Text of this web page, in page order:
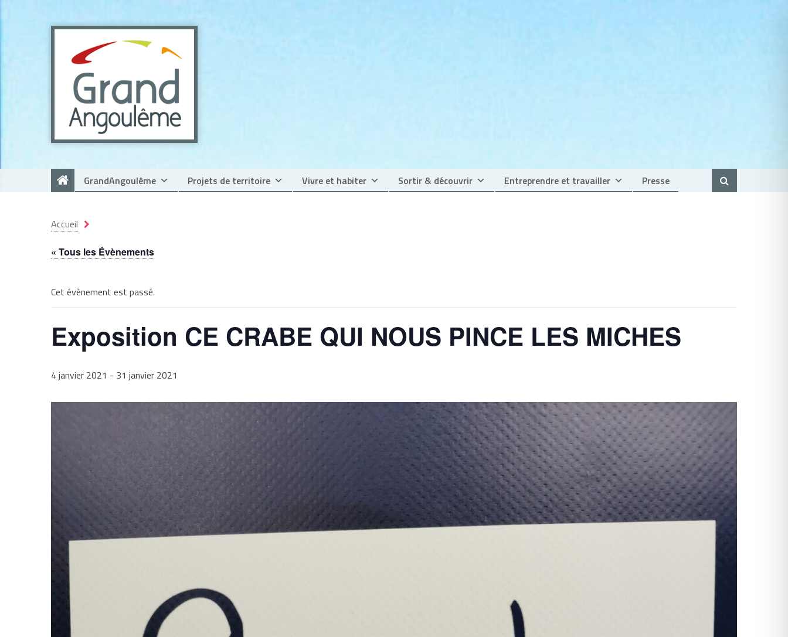
GrandAngoulême Projets de territoire Vivre et habiter Sortir & découvrir Entreprendre et travailler Presse
Accueil
« Tous les Évènements
Cet évènement est passé.
Exposition CE CRABE QUI NOUS PINCE LES MICHES
4 janvier 2021 - 31 janvier 2021